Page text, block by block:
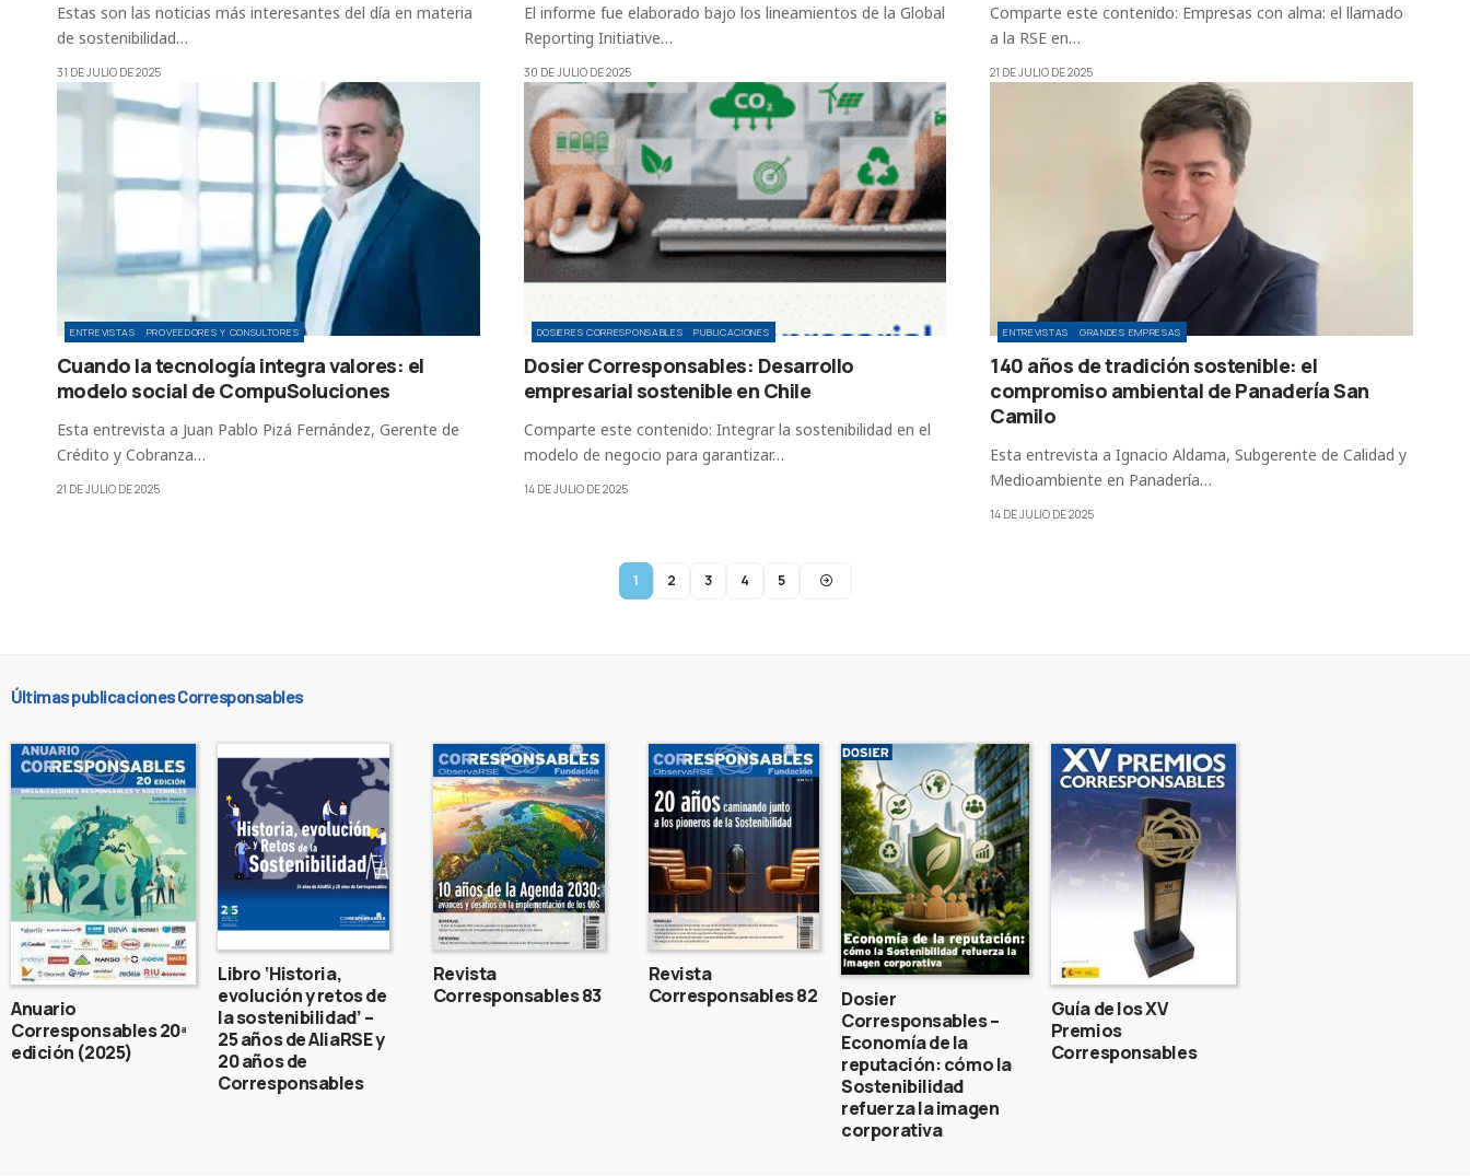
Estas son las noticias más interesantes del día en materia
de sostenibilidad…
31 DE JULIO DE 2025
El informe fue elaborado bajo los lineamientos de la Global
Reporting Initiative…
30 DE JULIO DE 2025
Comparte este contenido: Empresas con alma: el llamado
a la RSE en…
21 DE JULIO DE 2025
ENTREVISTAS PROVEEDORES Y CONSULTORES
Cuando la tecnología integra valores: el
modelo social de CompuSoluciones
Esta entrevista a Juan Pablo Pizá Fernández, Gerente de
Crédito y Cobranza…
21 DE JULIO DE 2025
DOSIERES CORRESPONSABLES PUBLICACIONES
Dosier Corresponsables: Desarrollo
empresarial sostenible en Chile
Comparte este contenido: Integrar la sostenibilidad en el
modelo de negocio para garantizar…
14 DE JULIO DE 2025
ENTREVISTAS GRANDES EMPRESAS
140 años de tradición sostenible: el
compromiso ambiental de Panadería San
Camilo
Esta entrevista a Ignacio Aldama, Subgerente de Calidad y
Medioambiente en Panadería…
14 DE JULIO DE 2025
1 2 3 4 5
Últimas publicaciones Corresponsables
Anuario
Corresponsables 20ª
edición (2025)
Libro ‘Historia,
evolución y retos de
la sostenibilidad’ –
25 años de AliaRSE y
20 años de
Corresponsables
Revista
Corresponsables 83
Revista
Corresponsables 82
Dosier
Corresponsables –
Economía de la
reputación: cómo la
Sostenibilidad
refuerza la imagen
corporativa
Guía de los XV
Premios
Corresponsables